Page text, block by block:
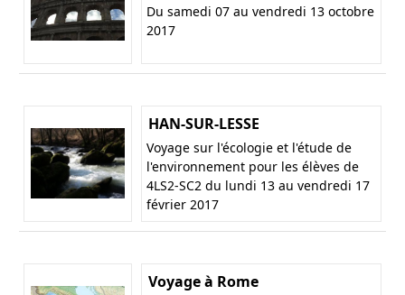
Du samedi 07 au vendredi 13 octobre
2017
HAN-SUR-LESSE
Voyage sur l'écologie et l'étude de
l'environnement pour les élèves de
4LS2-SC2 du lundi 13 au vendredi 17
février 2017
Voyage à Rome